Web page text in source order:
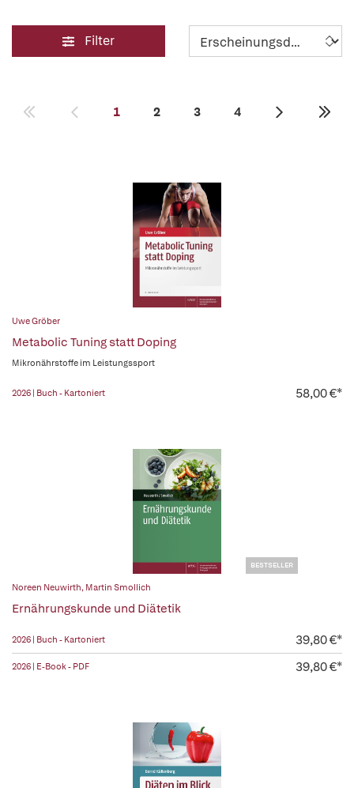
Filter
1 2 3 4
Uwe Gröber
Metabolic Tuning statt Doping
Mikronährstoffe im Leistungssport
2026 | Buch - Kartoniert 58,00 €*
BESTSELLER
Noreen Neuwirth, Martin Smollich
Ernährungskunde und Diätetik
2026 | Buch - Kartoniert 39,80 €*
2026 | E-Book - PDF 39,80 €*